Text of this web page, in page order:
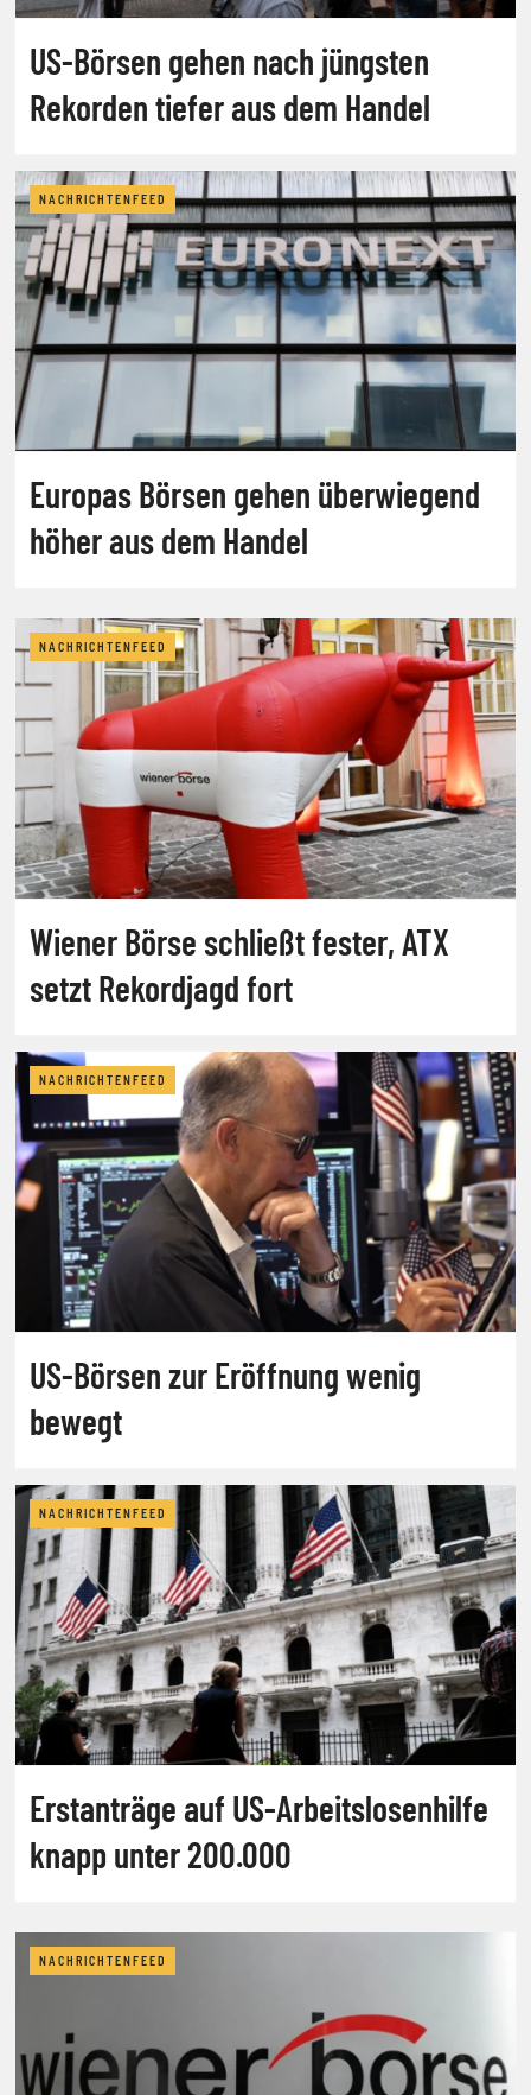
US-Börsen gehen nach jüngsten
Rekorden tiefer aus dem Handel
NACHRICHTENFEED
Europas Börsen gehen überwiegend
höher aus dem Handel
NACHRICHTENFEED
Wiener Börse schließt fester, ATX
setzt Rekordjagd fort
NACHRICHTENFEED
US-Börsen zur Eröffnung wenig
bewegt
NACHRICHTENFEED
Erstanträge auf US-Arbeitslosenhilfe
knapp unter 200.000
NACHRICHTENFEED